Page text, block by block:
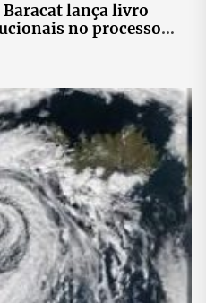
lança livro
no processo